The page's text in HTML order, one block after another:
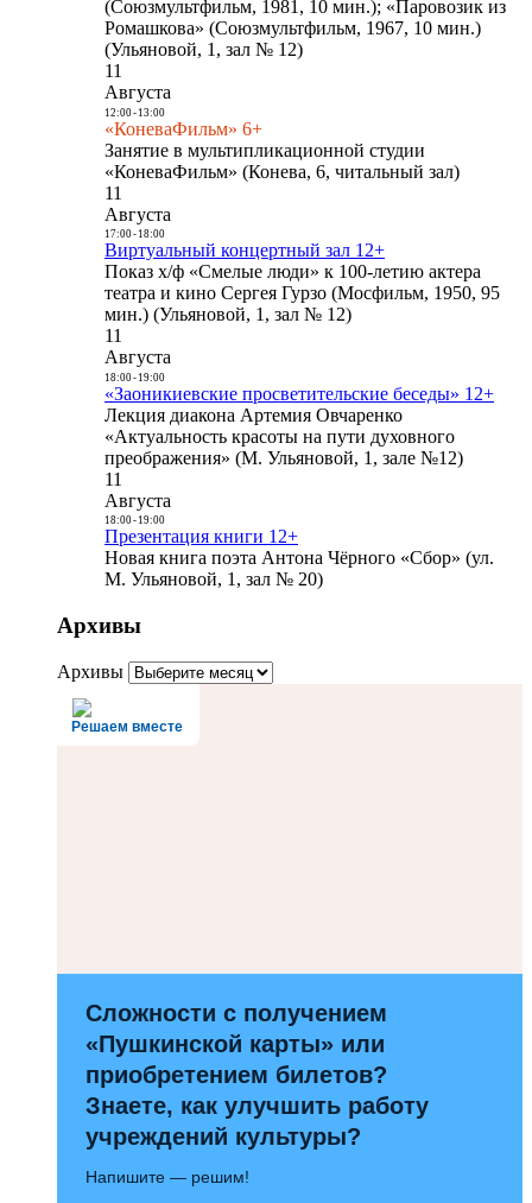
(Союзмультфильм, 1981, 10 мин.); «Паровозик из
Ромашкова» (Союзмультфильм, 1967, 10 мин.)
(Ульяновой, 1, зал № 12)
11
Августа
12:00- 13:00
«КоневаФильм» 6+
Занятие в мультипликационной студии
«КоневаФильм» (Конева, 6, читальный зал)
11
Августа
17:00- 18:00
Виртуальный концертный зал 12+
Показ х/ф «Смелые люди» к 100-летию актера
театра и кино Сергея Гурзо (Мосфильм, 1950, 95
мин.) (Ульяновой, 1, зал № 12)
11
Августа
18:00- 19:00
«Заоникиевские просветительские беседы» 12+
Лекция диакона Артемия Овчаренко
«Актуальность красоты на пути духовного
преображения» (М. Ульяновой, 1, зале №12)
11
Августа
18:00- 19:00
Презентация книги 12+
Новая книга поэта Антона Чёрного «Сбор» (ул.
М. Ульяновой, 1, зал № 20)
Архивы
Архивы
Решаем вместе
Сложности с получением
«Пушкинской карты» или
приобретением билетов?
Знаете, как улучшить работу
учреждений культуры?
Напишите — решим!